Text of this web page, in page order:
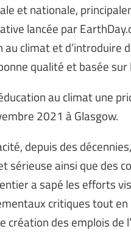
et nationale,
lancée par
climat et d’introduire
qualité et basée sur
au climat une
2021 à Glasgow.
depuis des
sérieuse ainsi que des
a sapé les efforts
critiques tout
des emplois de